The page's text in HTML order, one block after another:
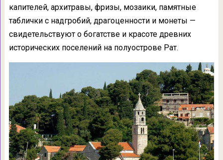
капителей, архитравы, фризы, мозаики, памятные
таблички с надгробий, драгоценности и монеты —
свидетельствуют о богатстве и красоте древних
исторических поселений на полуострове Рат.